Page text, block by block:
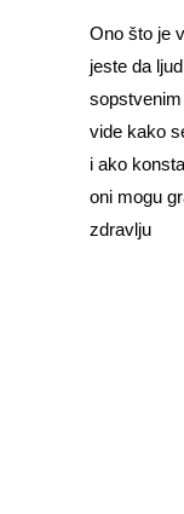
Ono što je
jeste da
vide kako
i ako
oni mogu
zdravlju